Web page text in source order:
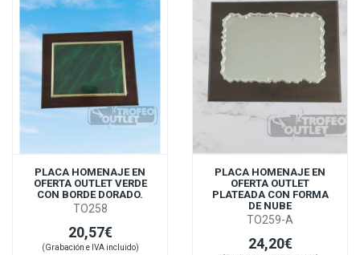
PLACA HOMENAJE EN
OFERTA OUTLET VERDE
CON BORDE DORADO.
TO258
20,57€
(Grabación e IVA incluido)
PLACA HOMENAJE EN
OFERTA OUTLET
PLATEADA CON FORMA
DE NUBE
TO259-A
24,20€